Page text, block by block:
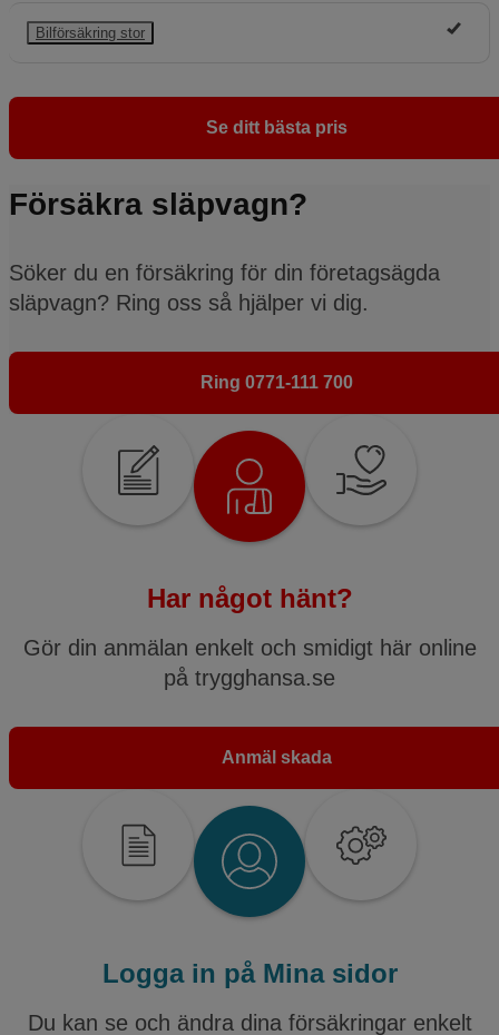
Bilförsäkring stor
Se ditt bästa pris
Försäkra släpvagn?
Söker du en försäkring för din företagsägda
släpvagn? Ring oss så hjälper vi dig.
Ring 0771-111 700
Har något hänt?
Gör din anmälan enkelt och smidigt här online
på trygghansa.se
Anmäl skada
Logga in på Mina sidor
Du kan se och ändra dina försäkringar enkelt